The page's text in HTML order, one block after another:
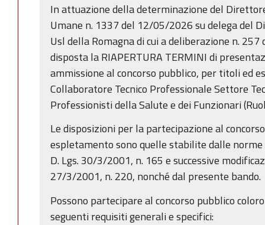
In attuazione della determinazione del
Umane n. 1337 del 12/05/2026 su delega del
Usl della Romagna di cui a deliberazione n.
disposta la RIAPERTURA TERMINI di
ammissione al concorso pubblico, per titoli ed
Collaboratore Tecnico Professionale Settore
Professionisti della Salute e dei Funzionari
Le disposizioni per la partecipazione al
espletamento sono quelle stabilite dalle norme
D. Lgs. 30/3/2001, n. 165 e successive
27/3/2001, n. 220, nonché dal presente bando.
Possono partecipare al concorso pubblico
seguenti requisiti generali e specifici: